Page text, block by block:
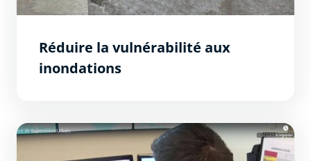
Réduire la vulnérabilité aux
inondations
Tranquillité - Sécurité